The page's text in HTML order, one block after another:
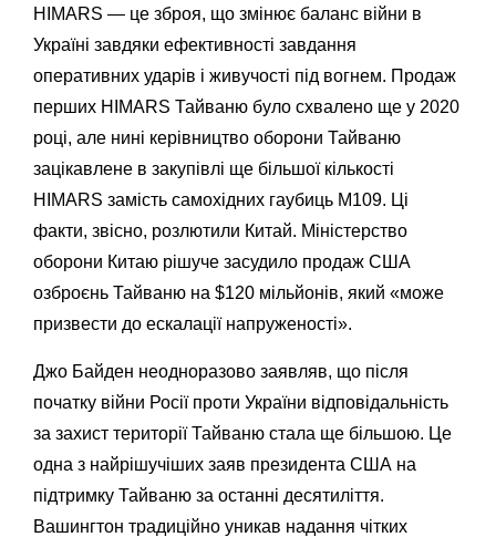
HIMARS — це зброя, що змінює баланс війни в
Україні завдяки ефективності завдання
оперативних ударів і живучості під вогнем. Продаж
перших HIMARS Тайваню було схвалено ще у 2020
році, але нині керівництво оборони Тайваню
зацікавлене в закупівлі ще більшої кількості
HIMARS замість самохідних гаубиць M109. Ці
факти, звісно, розлютили Китай. Міністерство
оборони Китаю рішуче засудило продаж США
озброєнь Тайваню на $120 мільйонів, який «може
призвести до ескалації напруженості».
Джо Байден неодноразово заявляв, що після
початку війни Росії проти України відповідальність
за захист території Тайваню стала ще більшою. Це
одна з найрішучіших заяв президента США на
підтримку Тайваню за останні десятиліття.
Вашингтон традиційно уникав надання чітких